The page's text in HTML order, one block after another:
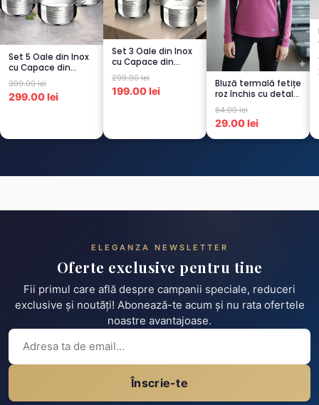
Set 5 Oale din Inox
cu Capace din
Sticlă
Termorezistent...
399.00 lei
299.00 lei
Set 3 Oale din Inox
cu Capace din
Sticlă
Termorezistent...
299.00 lei
199.00 lei
Bluză termală fetițe
roz închis cu detalii
negre, cu pu...
64.00 lei
29.00 lei
ELEGANZA NEWSLETTER
Oferte exclusive pentru tine
Fii primul care află despre campanii speciale, reduceri
exclusive și noutăți! Abonează-te acum și nu rata ofertele
noastre avantajoase.
Înscrie-te